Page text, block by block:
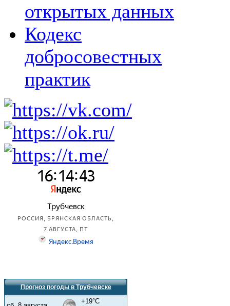
открытых данных
Кодекс
добросовестных
практик
Прогноз погоды в Трубчевске